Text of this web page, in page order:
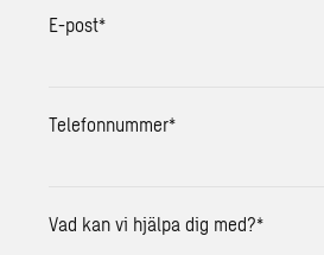
E-post*
Telefonnummer*
Vad kan vi hjälpa dig med?*